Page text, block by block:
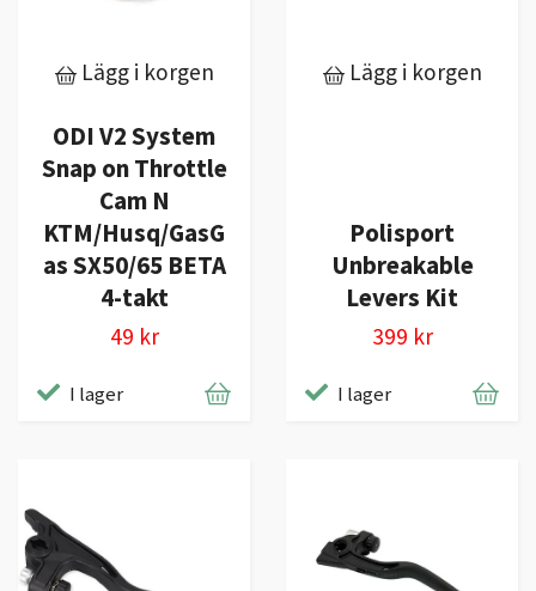
Lägg i korgen
ODI V2 System
Snap on Throttle
Cam N
KTM/Husq/GasG
as SX50/65 BETA
4-takt
49 kr
I lager
Lägg i korgen
Polisport
Unbreakable
Levers Kit
399 kr
I lager